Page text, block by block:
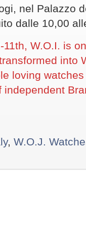
nel Palazzo
dalle 10,00
W.O.I. is
into
loving
, W.O.J.